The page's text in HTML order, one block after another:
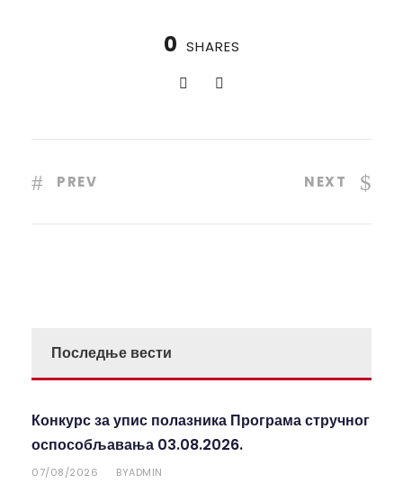
0 SHARES
PREV NEXT
Последње вести
Конкурс за упис полазника Програма стручног
оспособљавања 03.08.2026.
07/08/2026 BYADMIN